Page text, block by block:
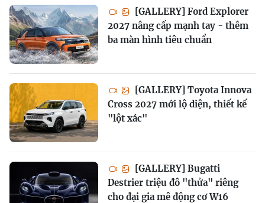
[GALLERY] Ford Explorer
2027 nâng cấp mạnh tay - thêm
ba màn hình tiêu chuẩn
[GALLERY] Toyota Innova
Cross 2027 mới lộ diện, thiết kế
"lột xác"
[GALLERY] Bugatti
Destrier triệu đô "thửa" riêng
cho đại gia mê động cơ W16